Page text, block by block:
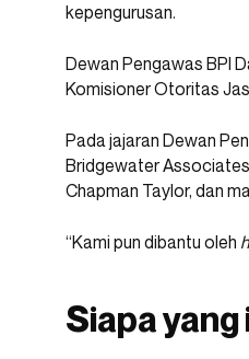
kepengurusan.
Dewan Pengawas BPI
Komisioner Otoritas
Pada jajaran Dewan
Bridgewater
Chapman Taylor, dan
“Kami pun dibantu oleh
Siapa yang